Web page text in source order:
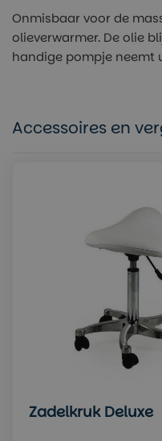
Onmisbaar voor de
olieverwarmer. De olie
handige pompje neemt
Accessoires en
Zadelkruk Deluxe